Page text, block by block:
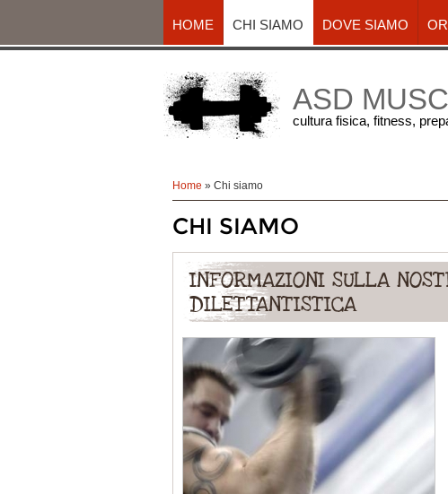
ASD
cultura fisica, fitness,
HOME CHI SIAMO DOVE SIAMO
Home » Chi siamo
CHI SIAMO
INFORMAZIONI SULLA
DILETTANTISTICA